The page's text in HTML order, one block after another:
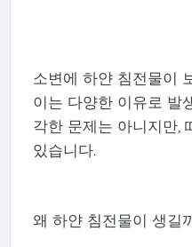
소변에 하얀 침전물이
이는 다양한 이유로 발
각한 문제는 아니지만,
있습니다.
왜 하얀 침전물이 생길